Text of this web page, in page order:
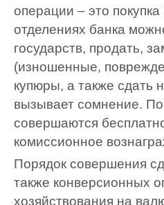
операции – это
отделениях банка
государств, продать,
(изношенные,
купюры, а также сдать
вызывает сомнение.
совершаются
комиссионное
Порядок совершения
также конверсионных
хозяйствования на